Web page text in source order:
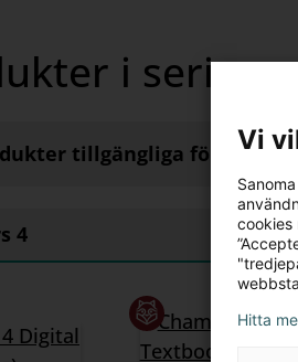
i serien
tillgängliga för köp
4
Vi
cookies
Hitta